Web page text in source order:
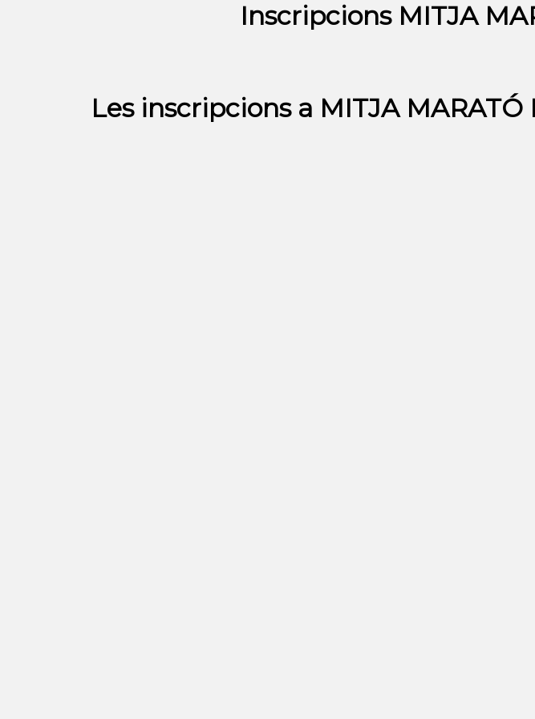
Inscripcions MITJA
Les inscripcions a MITJA